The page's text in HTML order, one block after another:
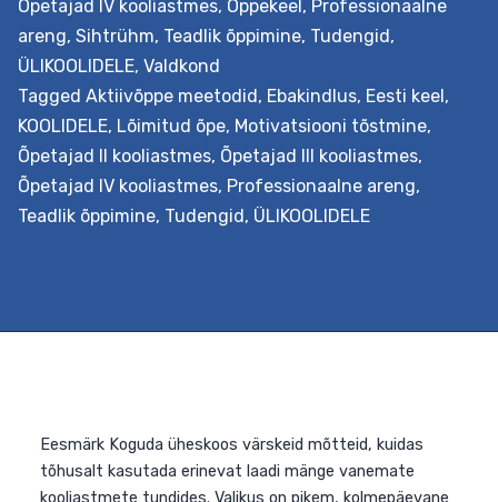
nüüdisaegsel õpikäsitusel põhinevaid uuenduslikke
õppeviise humanitaar- ja sotsiaalainetes. Väljundid
Õpetaja õpib nüüdisaegsest õpikäsitusest lähtuvalt
planeerima lõimingulist õpistsenaariumi. Ta…Continue
readingLõiminguliste
õpistsenaariumite
loomine
ja
Õpetajad IV kooliastmes, Õppekeel , Professionaalne
areng, Sihtrühm, Teadlik õppimine, Tudengid,
ÜLIKOOLIDELE, Valdkond
Tagged Aktiivõppe meetodid, Ebakindlus, Eesti keel,
KOOLIDELE, Lõimitud õpe, Motivatsiooni tõstmine,
Õpetajad II kooliastmes, Õpetajad III kooliastmes,
Õpetajad IV kooliastmes, Professionaalne areng,
Teadlik õppimine, Tudengid, ÜLIKOOLIDELE